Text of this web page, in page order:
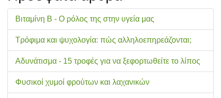
Βιταμίνη Β - Ο ρόλος της στην υγεία μας
Τρόφιμα και ψυχολογία: πώς αλληλοεπηρεάζονται;
Αδυνάτισμα - 15 τροφές για να ξεφορτωθείτε το λίπος
Φυσικοί χυμοί φρούτων και λαχανικών